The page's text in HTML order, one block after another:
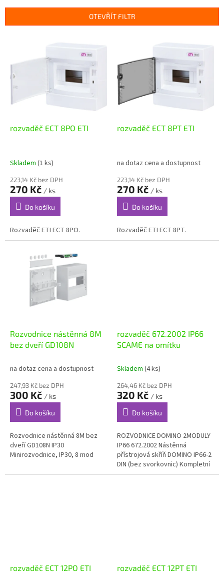
í
OTEVŘÍT FILTR
rozvaděč ECT 8PO ETI
Skladem (1 ks)
223,14 Kč bez DPH
270 Kč / ks
Do košíku
Rozvaděč ETI ECT 8PO.
rozvaděč ECT 8PT ETI
na dotaz cena a dostupnost
223,14 Kč bez DPH
270 Kč / ks
Do košíku
Rozvaděč ETI ECT 8PT.
Rozvodnice nástěnná 8M
bez dveří GD108N
na dotaz cena a dostupnost
247,93 Kč bez DPH
300 Kč / ks
Do košíku
Rozvodnice nástěnná 8M bez
dveří GD108N IP30
Minirozvodnice, IP30, 8 mod
rozvaděč 672.2002 IP66
SCAME na omítku
Skladem (4 ks)
264,46 Kč bez DPH
320 Kč / ks
Do košíku
ROZVODNICE DOMINO 2MODULY
IP66 672.2002 Nástěnná
přístrojová skříň DOMINO IP66-2
DIN (bez svorkovnic) Kompletní
nástěnná (určena pro
rozvaděč ECT 12PO ETI rozvaděč ECT 12PT ETI